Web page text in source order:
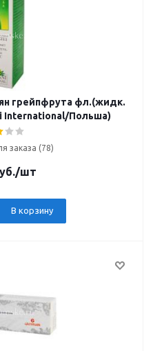
грейпфрута фл.(жидк.
International/Польша)
заказа (78)
/шт
В корзину